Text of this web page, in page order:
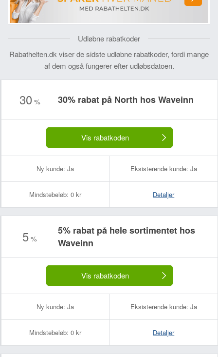
Udløbne rabatkoder
Rabathelten.dk viser de sidste udløbne rabatkoder, fordi mange
af dem også fungerer efter udløbsdatoen.
30 % 30% rabat på North hos Waveinn
Vis rabatkoden
Ny kunde: Ja Eksisterende kunde: Ja
Mindstebeløb: 0 kr Detaljer
5%
5% rabat på hele sortimentet hos
Waveinn
Vis rabatkoden
Ny kunde: Ja Eksisterende kunde: Ja
Mindstebeløb: 0 kr Detaljer